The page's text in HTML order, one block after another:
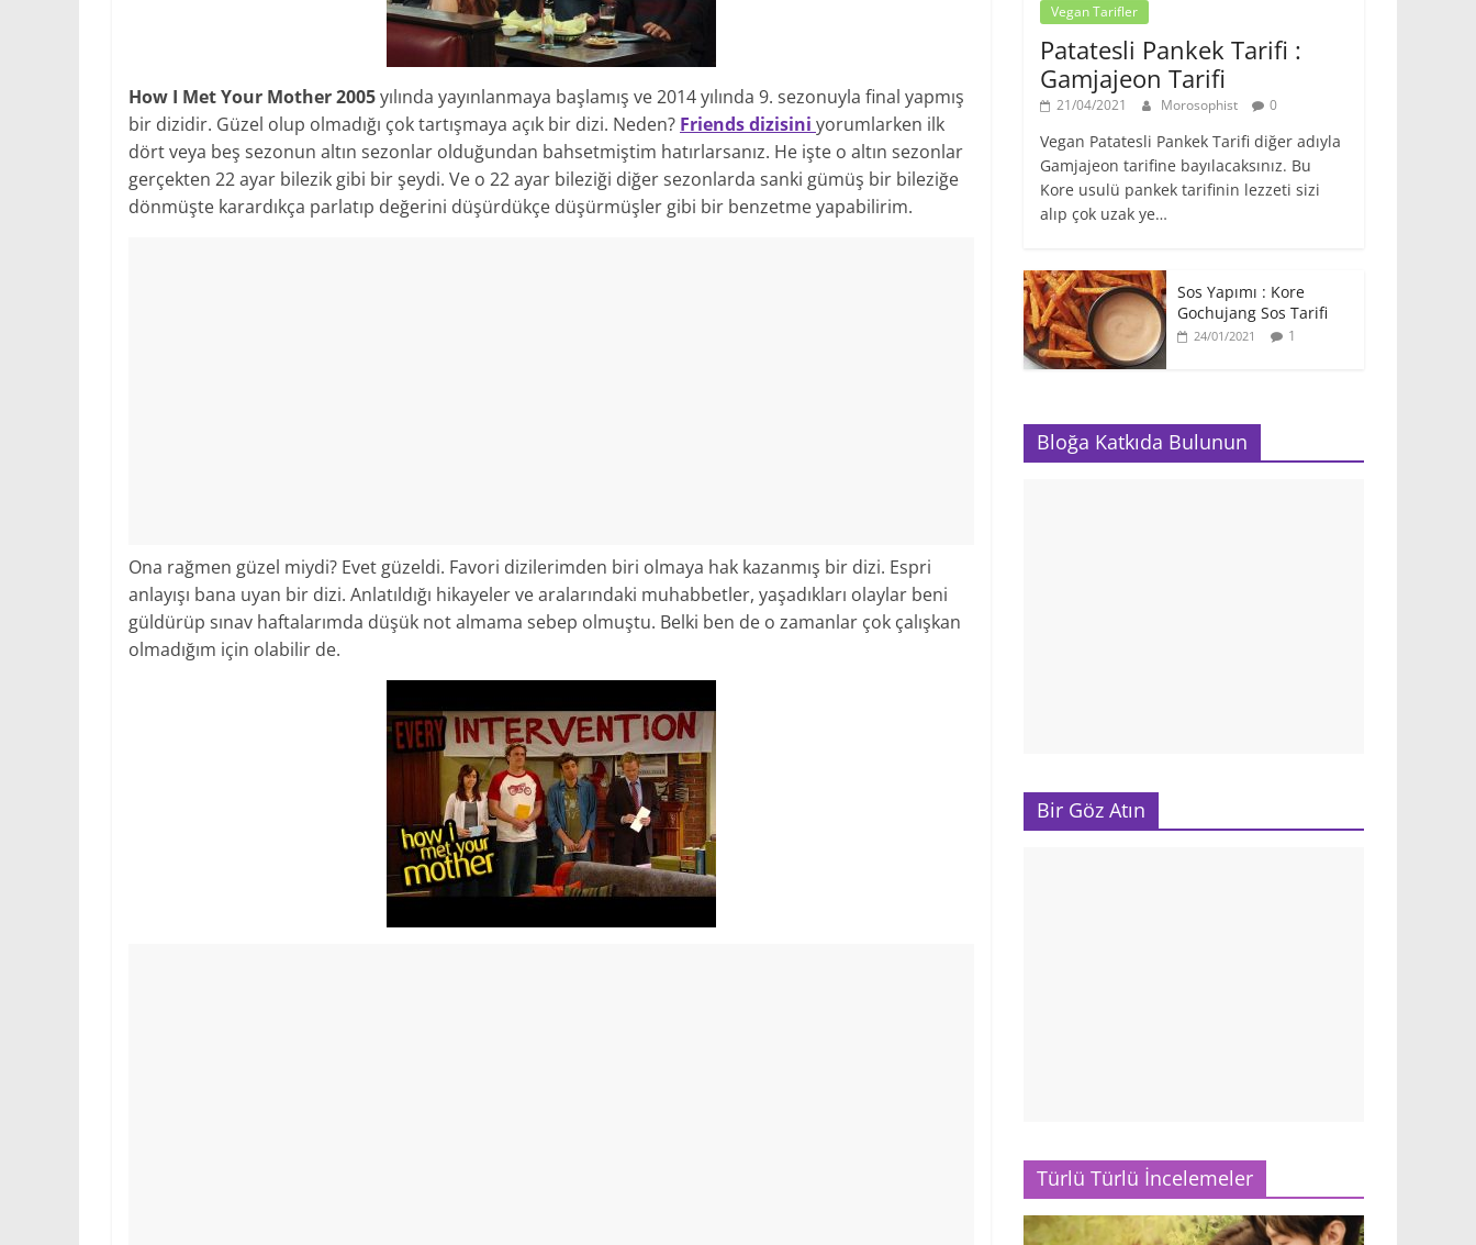
How I Met Your Mother 2005yılında yayınlanmaya başlamış ve 2014 yılında 9. sezonuyla final yapmış
bir dizidir. Güzel olup olmadığı çok tartışmaya açık bir dizi. Neden? Friends dizisini yorumlarken ilk
dört veya beş sezonun altın sezonlar olduğundan bahsetmiştim hatırlarsanız. He işte o altın sezonlar
gerçekten 22 ayar bilezik gibi bir şeydi. Ve o 22 ayar bileziği diğer sezonlarda sanki gümüş bir bileziğe
dönmüşte karardıkça parlatıp değerini düşürdükçe düşürmüşler gibi bir benzetme yapabilirim.
Ona rağmen güzel miydi? Evet güzeldi. Favori dizilerimden biri olmaya hak kazanmış bir dizi. Espri
anlayışı bana uyan bir dizi. Anlatıldığı hikayeler ve aralarındaki muhabbetler, yaşadıkları olaylar beni
güldürüp sınav haftalarımda düşük not almama sebep olmuştu. Belki ben de o zamanlar çok çalışkan
olmadığım için olabilir de.
Vegan Tarifler
Patatesli Pankek Tarifi :
Gamjajeon Tarifi
21/04/2021 Morosophist 0
Vegan Patatesli Pankek Tarifi diğer adıyla
Gamjajeon tarifine bayılacaksınız. Bu
Kore usulü pankek tarifinin lezzeti sizi
alıp çok uzak ye…
Sos Yapımı : Kore
Gochujang Sos Tarifi
24/01/2021 1
Bloğa Katkıda Bulunun
Bir Göz Atın
Türlü Türlü İncelemeler